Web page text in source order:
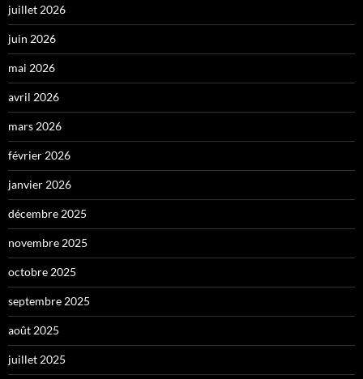
juillet 2026
juin 2026
mai 2026
avril 2026
mars 2026
février 2026
janvier 2026
décembre 2025
novembre 2025
octobre 2025
septembre 2025
août 2025
juillet 2025